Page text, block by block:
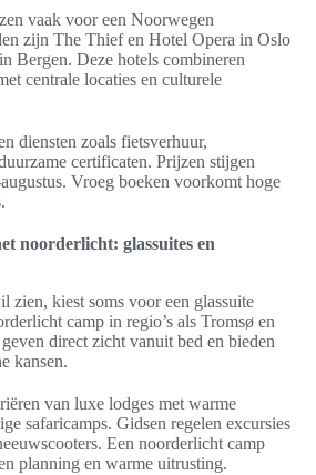
vaak voor een Noorwegen
zijn The Thief en Hotel Opera in Oslo
Bergen. Deze hotels combineren
centrale locaties en culturele
diensten zoals fietsverhuur,
certificaten. Prijzen stijgen
Vroeg boeken voorkomt hoge
noorderlicht: glassuites en
zien, kiest soms voor een glassuite
camp in regio’s als Tromsø en
direct zicht vanuit bed en bieden
kansen.
van luxe lodges met warme
safaricamps. Gidsen regelen excursies
Een noorderlicht camp
planning en warme uitrusting.